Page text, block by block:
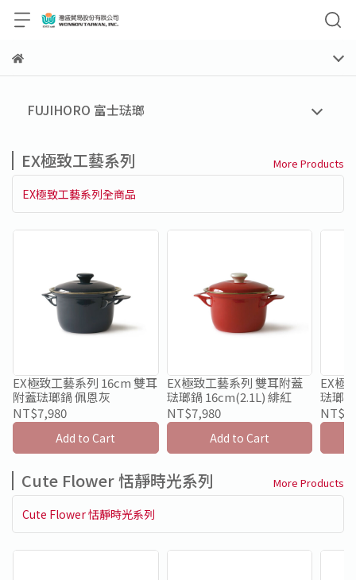
FUJIHORO 富士琺瑯
EX極致工藝系列 More Products
EX極致工藝系列全商品
EX極致工藝系列 16cm 雙耳
附蓋琺瑯鍋 佩恩灰
NT$7,980
Add to Cart
EX極致工藝系列 雙耳附蓋
琺瑯鍋 16cm(2.1L) 緋紅
NT$7,980
Add to Cart
EX極
琺瑯
Cute Flower 恬靜時光系列 More Products
Cute Flower 恬靜時光系列